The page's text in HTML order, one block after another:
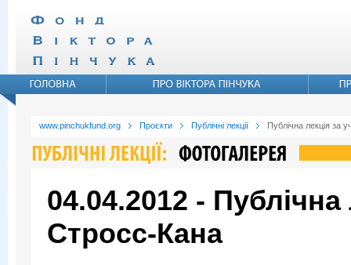
www.pinchukfund.org Проєкти Публічні лекції Публічна лекція за
04.04.2012 - Публічна
Стросс-Кана